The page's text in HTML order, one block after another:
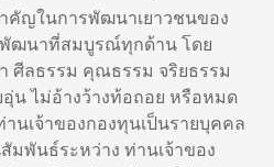
ญในการพัฒนาเยาวชนของ
พัฒนาที่สมบูรณ์ทุกด้าน โดย
ศีลธรรม คุณธรรม จริยธรรม
น ไม่อ้างว้างท้อถอย หรือหมด
านเจ้าของกองทุนเป็นรายบุคคล
มพันธ์ระหว่าง ท่านเจ้าของ